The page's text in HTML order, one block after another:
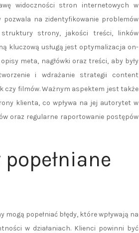
widoczności stron internetowych w
pozwala na zidentyfikowanie problemów
strony, jakości treści, linków
kluczową usługą jest optymalizacja on-
meta, nagłówki oraz treści, aby były
i wdrażanie strategii content
czy filmów. Ważnym aspektem jest także
klienta, co wpływa na jej autorytet w
oraz regularne raportowanie postępów
popełniać błędy, które wpływają na
w działaniach. Klienci powinni być